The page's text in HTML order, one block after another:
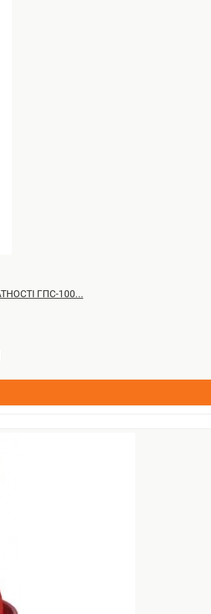
плюси генераторів піни:
-400 до +450 ˚C.
а також іншим експлуатаційним впливам.
отворів в стінах.
доповненні ДПС не схильні до гниття.
завдяки подачі піни. Ця піна
і поширене вогнегасна речовина)
ГПС-100...